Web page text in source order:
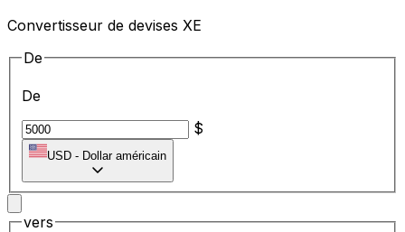
Convertisseur de devises XE
De
De
$
USD - Dollar américain
vers